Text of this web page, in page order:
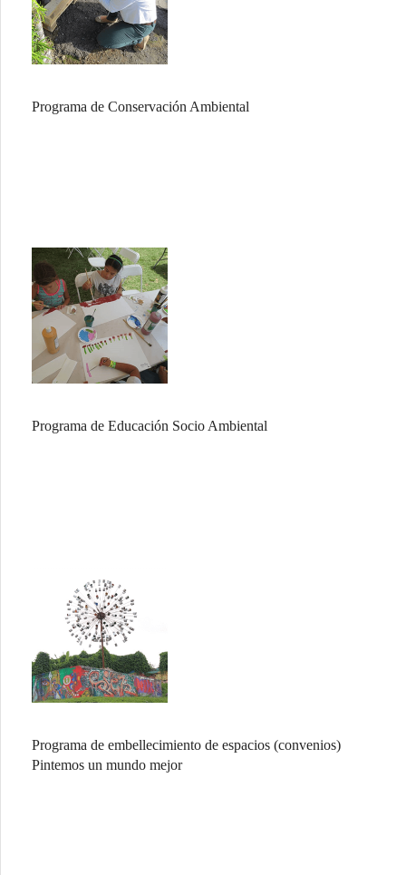
Programa de Conservación Ambiental
Programa de Educación Socio Ambiental
Programa de embellecimiento de espacios (convenios)
Pintemos un mundo mejor